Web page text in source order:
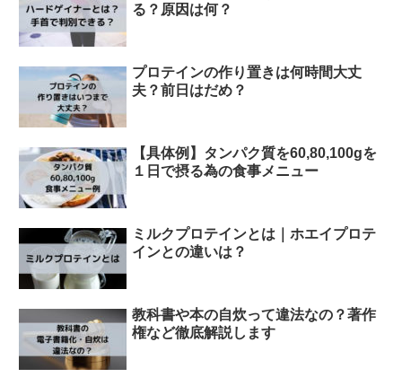
る？原因は何？
プロテインの作り置きは何時間大丈
夫？前日はだめ？
【具体例】タンパク質を60,80,100gを
１日で摂る為の食事メニュー
ミルクプロテインとは｜ホエイプロテ
インとの違いは？
教科書や本の自炊って違法なの？著作
権など徹底解説します